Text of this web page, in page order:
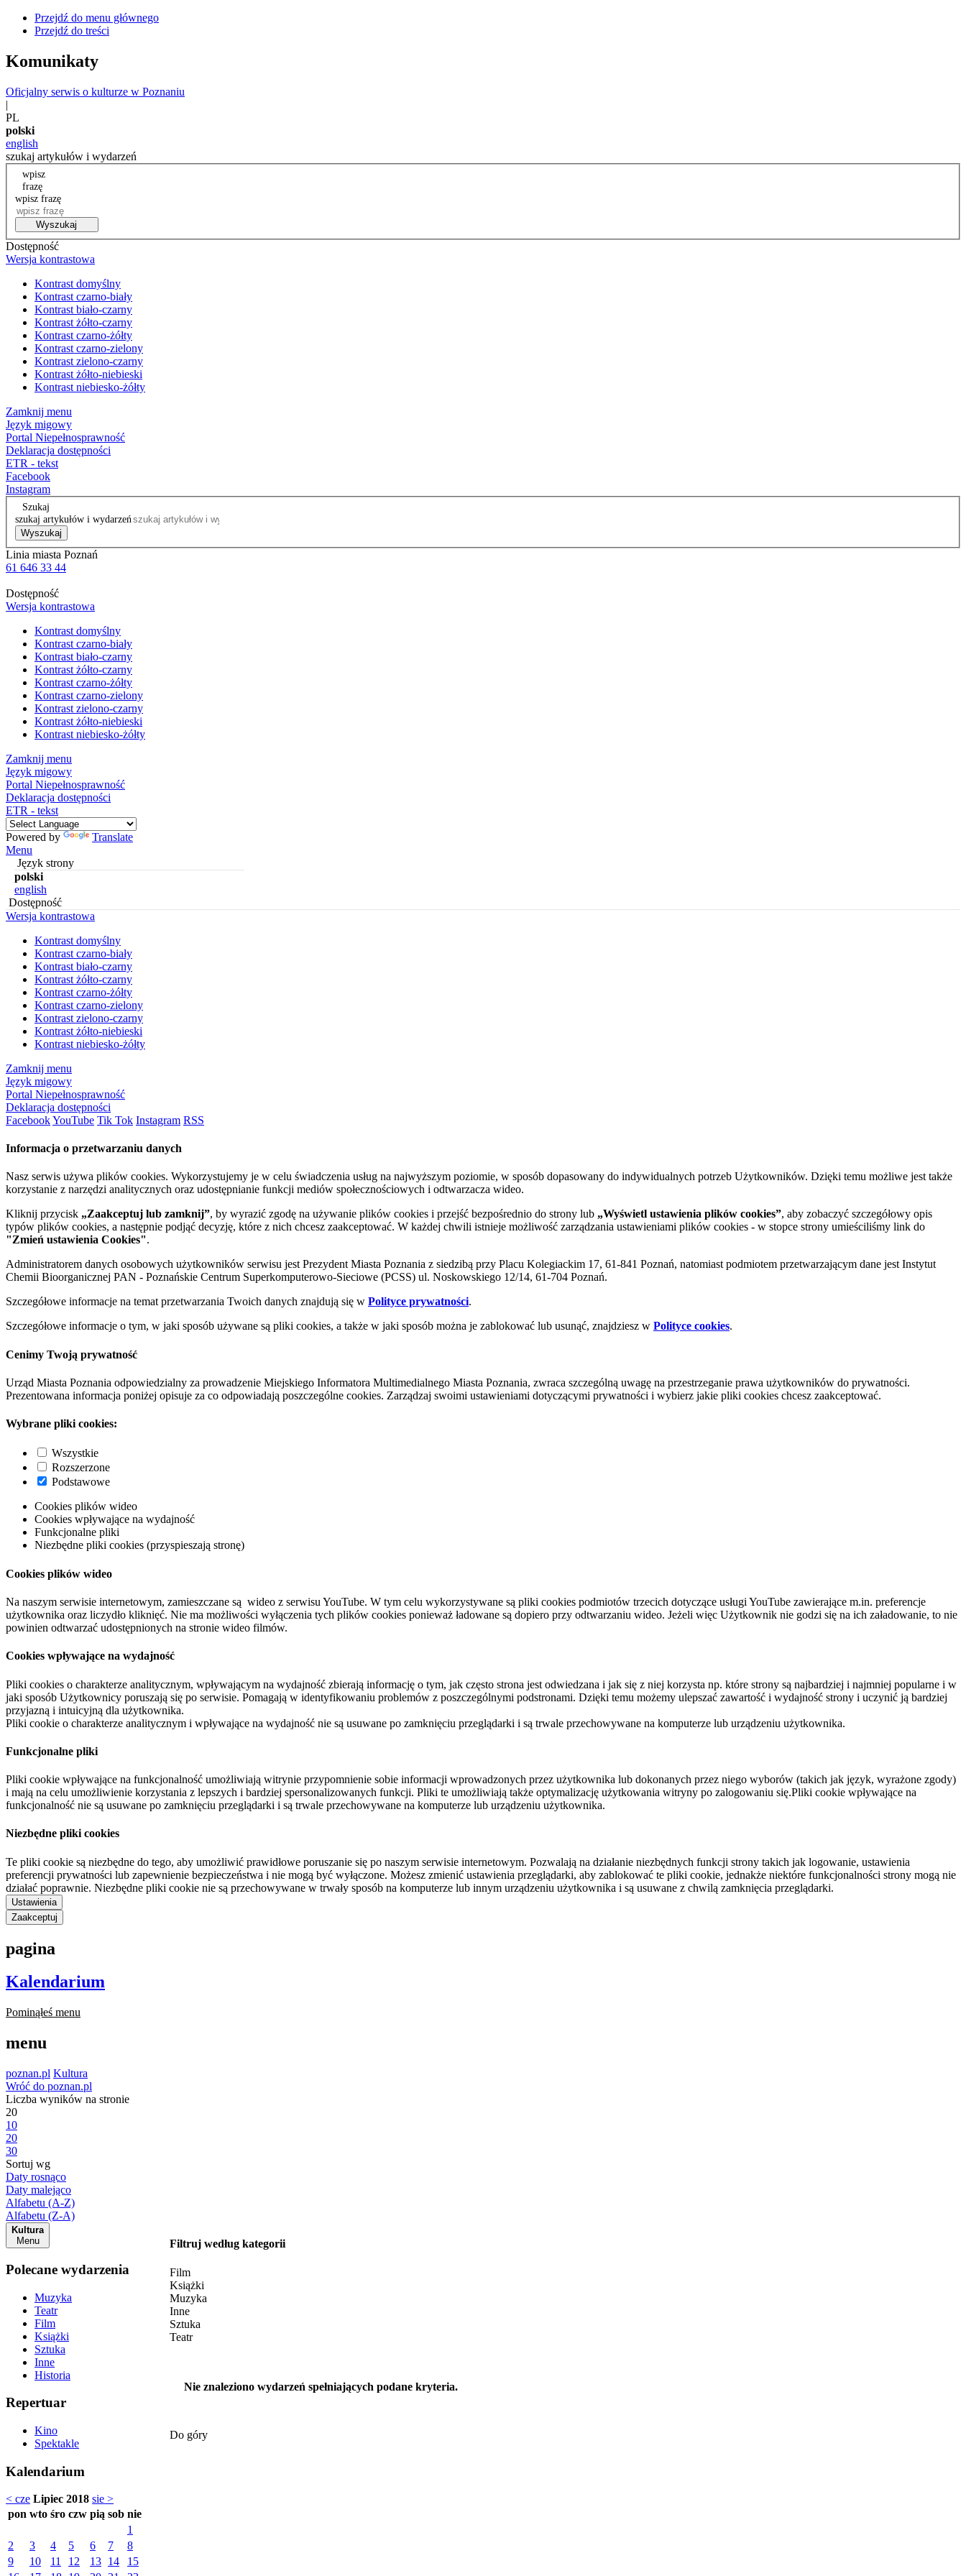
Przejdź do menu głównego
Przejdź do treści
Komunikaty
Oficjalny serwis o kulturze w Poznaniu
|
PL
polski
english
szukaj artykułów i wydarzeń
wpisz
frazę
wpisz frazę
Wyszukaj
Dostępność
Wersja kontrastowa
Kontrast domyślny
Kontrast czarno-biały
Kontrast biało-czarny
Kontrast żółto-czarny
Kontrast czarno-żółty
Kontrast czarno-zielony
Kontrast zielono-czarny
Kontrast żółto-niebieski
Kontrast niebiesko-żółty
Zamknij menu
Język migowy
Portal Niepełnosprawność
Deklaracja dostępności
ETR - tekst
Facebook
Instagram
Szukaj
szukaj artykułów i wydarzeń
Wyszukaj
Linia miasta Poznań
61 646 33 44
Dostępność
Wersja kontrastowa
Kontrast domyślny
Kontrast czarno-biały
Kontrast biało-czarny
Kontrast żółto-czarny
Kontrast czarno-żółty
Kontrast czarno-zielony
Kontrast zielono-czarny
Kontrast żółto-niebieski
Kontrast niebiesko-żółty
Zamknij menu
Język migowy
Portal Niepełnosprawność
Deklaracja dostępności
ETR - tekst
Powered by
Translate
Menu
Język strony
polski
english
Dostępność
Wersja kontrastowa
Kontrast domyślny
Kontrast czarno-biały
Kontrast biało-czarny
Kontrast żółto-czarny
Kontrast czarno-żółty
Kontrast czarno-zielony
Kontrast zielono-czarny
Kontrast żółto-niebieski
Kontrast niebiesko-żółty
Zamknij menu
Język migowy
Portal Niepełnosprawność
Deklaracja dostępności
FacebookYouTube Tik Tok Instagram RSS
Informacja o przetwarzaniu danych
Nasz serwis używa plików cookies. Wykorzystujemy je w celu świadczenia usług na najwyższym poziomie, w sposób dopasowany do indywidualnych potrzeb Użytkowników. Dzięki temu możliwe jest także
korzystanie z narzędzi analitycznych oraz udostępnianie funkcji mediów społecznościowych i odtwarzacza wideo.
Kliknij przycisk „Zaakceptuj lub zamknij”, by wyrazić zgodę na używanie plików cookies i przejść bezpośrednio do strony lub „Wyświetl ustawienia plików cookies”, aby zobaczyć szczegółowy opis
typów plików cookies, a następnie podjąć decyzję, które z nich chcesz zaakceptować. W każdej chwili istnieje możliwość zarządzania ustawieniami plików cookies - w stopce strony umieściliśmy link do
"Zmień ustawienia Cookies".
Administratorem danych osobowych użytkowników serwisu jest Prezydent Miasta Poznania z siedzibą przy Placu Kolegiackim 17, 61-841 Poznań, natomiast podmiotem przetwarzającym dane jest Instytut
Chemii Bioorganicznej PAN - Poznańskie Centrum Superkomputerowo-Sieciowe (PCSS) ul. Noskowskiego 12/14, 61-704 Poznań.
Szczegółowe informacje na temat przetwarzania Twoich danych znajdują się w Polityce prywatności.
Szczegółowe informacje o tym, w jaki sposób używane są pliki cookies, a także w jaki sposób można je zablokować lub usunąć, znajdziesz w Polityce cookies.
Cenimy Twoją prywatność
Urząd Miasta Poznania odpowiedzialny za prowadzenie Miejskiego Informatora Multimedialnego Miasta Poznania, zwraca szczególną uwagę na przestrzeganie prawa użytkowników do prywatności.
Prezentowana informacja poniżej opisuje za co odpowiadają poszczególne cookies. Zarządzaj swoimi ustawieniami dotyczącymi prywatności i wybierz jakie pliki cookies chcesz zaakceptować.
Wybrane pliki cookies:
Wszystkie
Rozszerzone
Podstawowe
Cookies plików wideo
Cookies wpływające na wydajność
Funkcjonalne pliki
Niezbędne pliki cookies (przyspieszają stronę)
Cookies plików wideo
Na naszym serwisie internetowym, zamieszczane są wideo z serwisu YouTube. W tym celu wykorzystywane są pliki cookies podmiotów trzecich dotyczące usługi YouTube zawierające m.in. preferencje
użytkownika oraz liczydło kliknięć. Nie ma możliwości wyłączenia tych plików cookies ponieważ ładowane są dopiero przy odtwarzaniu wideo. Jeżeli więc Użytkownik nie godzi się na ich załadowanie, to nie
powinien odtwarzać udostępnionych na stronie wideo filmów.
Cookies wpływające na wydajność
Pliki cookies o charakterze analitycznym, wpływającym na wydajność zbierają informację o tym, jak często strona jest odwiedzana i jak się z niej korzysta np. które strony są najbardziej i najmniej popularne i w
jaki sposób Użytkownicy poruszają się po serwisie. Pomagają w identyfikowaniu problemów z poszczególnymi podstronami. Dzięki temu możemy ulepszać zawartość i wydajność strony i uczynić ją bardziej
przyjazną i intuicyjną dla użytkownika.
Pliki cookie o charakterze analitycznym i wpływające na wydajność nie są usuwane po zamknięciu przeglądarki i są trwale przechowywane na komputerze lub urządzeniu użytkownika.
Funkcjonalne pliki
Pliki cookie wpływające na funkcjonalność umożliwiają witrynie przypomnienie sobie informacji wprowadzonych przez użytkownika lub dokonanych przez niego wyborów (takich jak język, wyrażone zgody)
i mają na celu umożliwienie korzystania z lepszych i bardziej spersonalizowanych funkcji. Pliki te umożliwiają także optymalizację użytkowania witryny po zalogowaniu się.Pliki cookie wpływające na
funkcjonalność nie są usuwane po zamknięciu przeglądarki i są trwale przechowywane na komputerze lub urządzeniu użytkownika.
Niezbędne pliki cookies
Te pliki cookie są niezbędne do tego, aby umożliwić prawidłowe poruszanie się po naszym serwisie internetowym. Pozwalają na działanie niezbędnych funkcji strony takich jak logowanie, ustawienia
preferencji prywatności lub zapewnienie bezpieczeństwa i nie mogą być wyłączone. Możesz zmienić ustawienia przeglądarki, aby zablokować te pliki cookie, jednakże niektóre funkcjonalności strony mogą nie
działać poprawnie. Niezbędne pliki cookie nie są przechowywane w trwały sposób na komputerze lub innym urządzeniu użytkownika i są usuwane z chwilą zamknięcia przeglądarki.
Ustawienia
Zaakceptuj
pagina
Kalendarium
Pominąłeś menu
menu
poznan.pl Kultura
Wróć do poznan.pl
Liczba wyników na stronie
20
10
20
30
Sortuj wg
Daty rosnąco
Daty malejąco
Alfabetu (A-Z)
Alfabetu (Z-A)
Kultura
Menu
Polecane wydarzenia
Muzyka
Teatr
Film
Książki
Sztuka
Inne
Historia
Repertuar
Kino
Spektakle
Kalendarium
< cze Lipiec 2018 sie >
pon wto śro czw pią sob nie
1
2
3 4 5 6 7
8
9
10 11 12 13 14
15
Filtruj według kategorii
Film
Książki
Muzyka
Inne
Sztuka
Teatr
Nie znaleziono wydarzeń spełniających podane kryteria.
Do góry